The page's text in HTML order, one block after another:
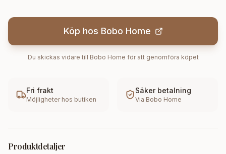
Köp hos Bobo Home
Du skickas vidare till Bobo Home för att genomföra köpet
Fri frakt
Möjligheter hos butiken
Säker betalning
Via Bobo Home
Produktdetaljer